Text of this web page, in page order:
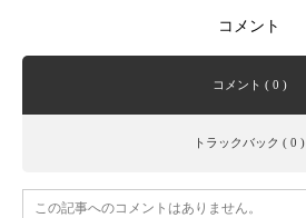
コメント
コメント ( 0 )
トラックバック ( 0 )
この記事へのコメントはありません。